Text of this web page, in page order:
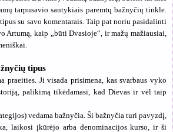
tarpusavio santykiais paremtų bažnyčių tinkle.
su savo komentarais. Taip pat noriu pasidalinti
Artumą, kaip „būti Dvasioje“, ir mažų mažiausiai,
tipus
praeities. Ji visada prisimena, kas svarbaus vyko
palikimą tikėdamasi, kad Dievas ir vėl taip
vedama bažnyčia. Ši bažnyčia turi pavyzdį,
laikosi įkūrėjo arba denominacijos kurso, ir ši